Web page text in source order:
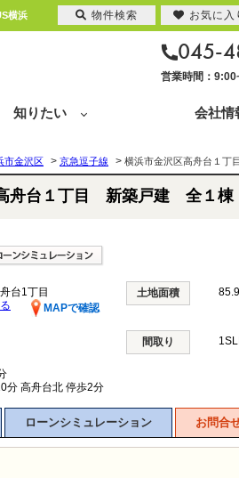
横浜
045-
営業時間：
知りたい 会社情
市金沢区 > 京急逗子線 > 横浜市金沢区高舟台１
舟台１丁目 新築戸建 全１棟
台1丁目
MAPで確認
土地面積
間取り
分 高舟台北 停歩2分
ローンシミュレーション お問合
物件検索 お気に入